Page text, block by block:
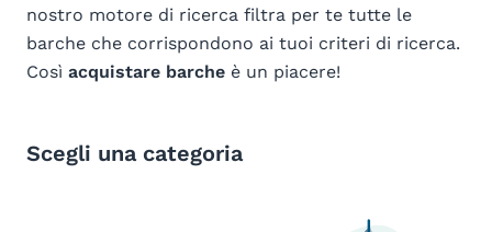
nostro motore di ricerca filtra per te tutte le
barche che corrispondono ai tuoi criteri di ricerca.
Così acquistare barche è un piacere!
Scegli una categoria